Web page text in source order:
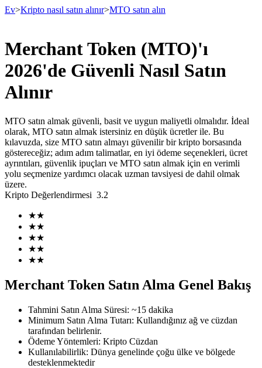
Vadeli İşlemler
USDT Vadeli İşlemleri
Teminat olarak USDT kullanan vadeli işlemler
COIN-M Vadeli İşlemleri
Kripto Para Vadeli İşlemleri
Ev>Kripto nasıl satın alınır>MTO satın alın
Merchant Token (MTO)'ı
2026'de Güvenli Nasıl Satın
Alınır
MTO satın almak güvenli, basit ve uygun maliyetli olmalıdır. İdeal
olarak, MTO satın almak istersiniz en düşük ücretler ile. Bu
kılavuzda, size MTO satın almayı güvenilir bir kripto borsasında
göstereceğiz; adım adım talimatlar, en iyi ödeme seçenekleri, ücret
ayrıntıları, güvenlik ipuçları ve MTO satın almak için en verimli
yolu seçmenize yardımcı olacak uzman tavsiyesi de dahil olmak
üzere.
Kripto Değerlendirmesi 3.2
★★
★★
★★
★★
★★
Merchant Token Satın Alma Genel Bakış
Tahmini Satın Alma Süresi: ~15 dakika
Minimum Satın Alma Tutarı: Kullandığınız ağ ve cüzdan
tarafından belirlenir.
Ödeme Yöntemleri: Kripto Cüzdan
Kullanılabilirlik: Dünya genelinde çoğu ülke ve bölgede
desteklenmektedir